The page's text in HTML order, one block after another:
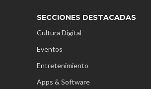
SECCIONES DESTACADAS
Cultura Digital
Eventos
Entretenimiento
Apps & Software